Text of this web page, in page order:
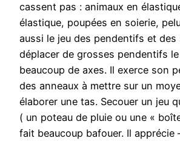
cassent pas : animaux en
élastique, poupées en soierie,
aussi le jeu des pendentifs et
déplacer de grosses pendentifs
beaucoup de axes. Il exerce son
des anneaux à mettre sur un
élaborer une tas. Secouer un jeu
( un poteau de pluie ou une «
fait beaucoup bafouer. Il apprécie